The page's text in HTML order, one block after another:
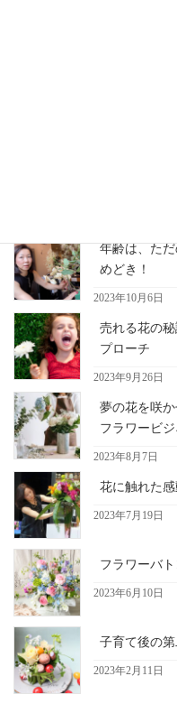
年齢は、た
めどき！
2023年10月6日
売れる花の
プローチ
2023年9月26日
夢の花を咲
フラワービジ
2023年8月7日
花に触れた
2023年7月19日
フラワーバ
2023年6月10日
子育て後の第
2023年2月11日